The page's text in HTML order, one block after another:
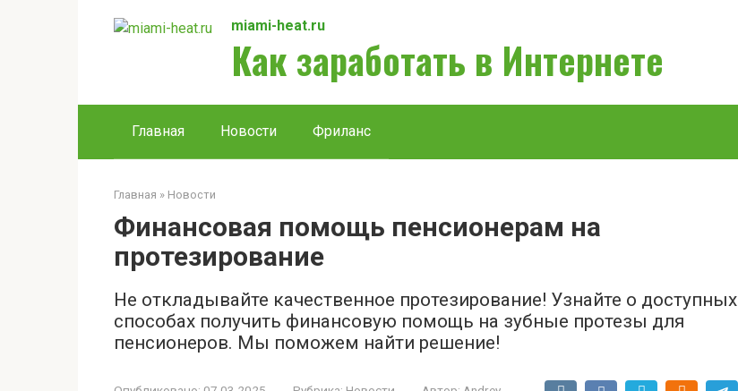
miami-heat.ru
Как заработать в Интернете
Главная Новости Фриланс
Главная » Новости
Финансовая помощь пенсионерам на
протезирование
Не откладывайте качественное протезирование! Узнайте о доступных
способах получить финансовую помощь на зубные протезы для
пенсионеров. Мы поможем найти решение!